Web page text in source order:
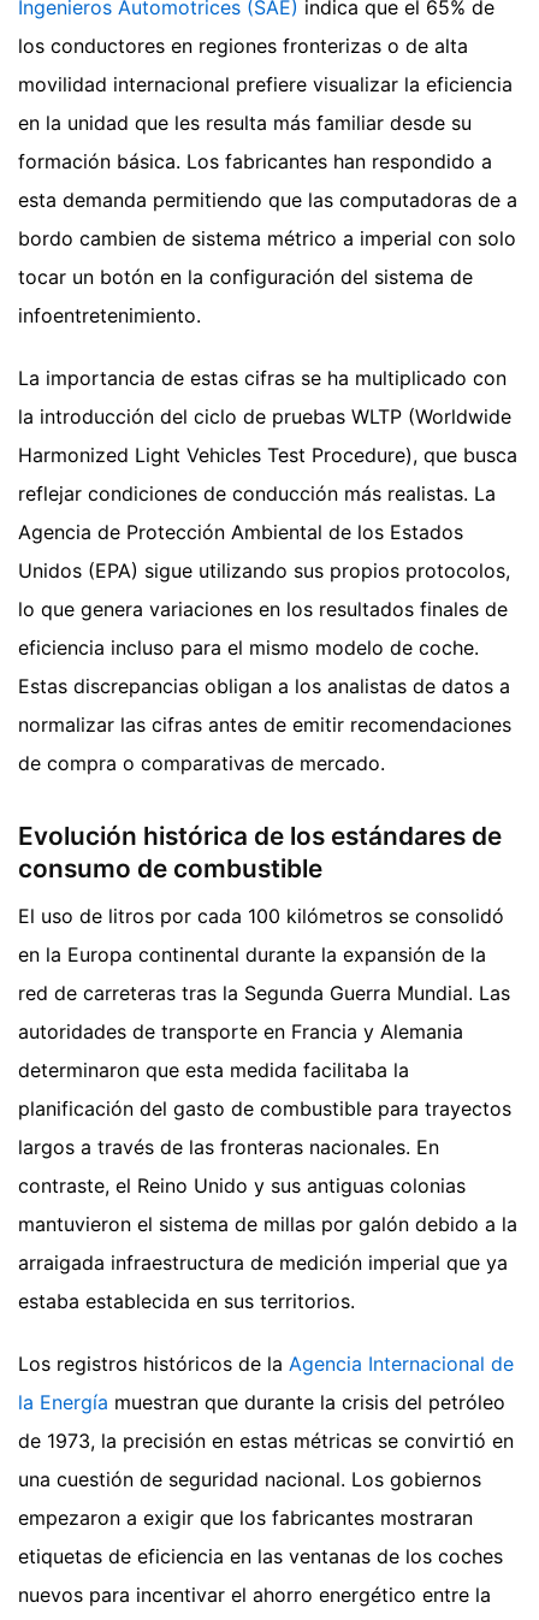
Ingenieros Automotrices (SAE) indica que el 65% de
los conductores en regiones fronterizas o de alta
movilidad internacional prefiere visualizar la eficiencia
en la unidad que les resulta más familiar desde su
formación básica. Los fabricantes han respondido a
esta demanda permitiendo que las computadoras de a
bordo cambien de sistema métrico a imperial con solo
tocar un botón en la configuración del sistema de
infoentretenimiento.
La importancia de estas cifras se ha multiplicado con
la introducción del ciclo de pruebas WLTP (Worldwide
Harmonized Light Vehicles Test Procedure), que busca
reflejar condiciones de conducción más realistas. La
Agencia de Protección Ambiental de los Estados
Unidos (EPA) sigue utilizando sus propios protocolos,
lo que genera variaciones en los resultados finales de
eficiencia incluso para el mismo modelo de coche.
Estas discrepancias obligan a los analistas de datos a
normalizar las cifras antes de emitir recomendaciones
de compra o comparativas de mercado.
Evolución histórica de los estándares de
consumo de combustible
El uso de litros por cada 100 kilómetros se consolidó
en la Europa continental durante la expansión de la
red de carreteras tras la Segunda Guerra Mundial. Las
autoridades de transporte en Francia y Alemania
determinaron que esta medida facilitaba la
planificación del gasto de combustible para trayectos
largos a través de las fronteras nacionales. En
contraste, el Reino Unido y sus antiguas colonias
mantuvieron el sistema de millas por galón debido a la
arraigada infraestructura de medición imperial que ya
estaba establecida en sus territorios.
Los registros históricos de la Agencia Internacional de
la Energía muestran que durante la crisis del petróleo
de 1973, la precisión en estas métricas se convirtió en
una cuestión de seguridad nacional. Los gobiernos
empezaron a exigir que los fabricantes mostraran
etiquetas de eficiencia en las ventanas de los coches
nuevos para incentivar el ahorro energético entre la